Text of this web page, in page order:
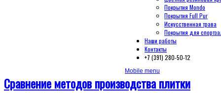
Покрытия Mondo
Покрытия Full Pur
Искусственная трава
Покрытия для
Наши работы
Контакты
+7 (391) 280-50-12
Mobile menu
Сравнение методов производства плитки